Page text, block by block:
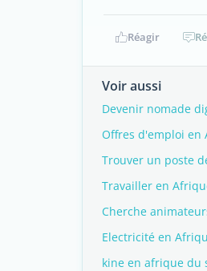
Réagir
Voir aussi
Devenir nomade
Offres d'emploi en
Trouver un poste
Travailler en
Cherche
Electricité en
kine en afrique du